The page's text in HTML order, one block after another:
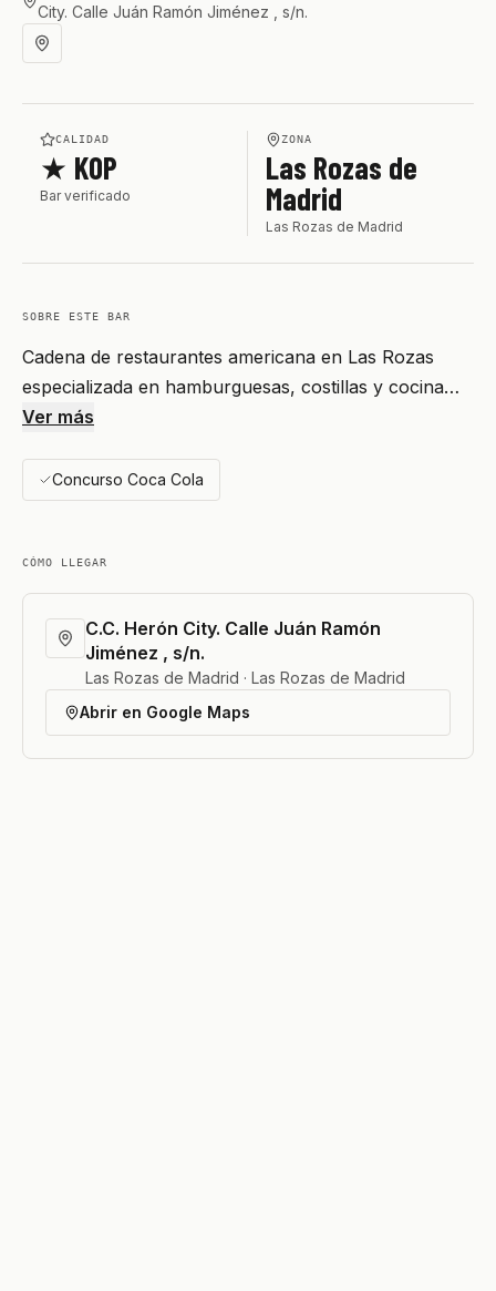
City. Calle Juán Ramón Jiménez , s/n.
CALIDAD
★ KOP
Bar verificado
ZONA
Las Rozas de
Madrid
Las Rozas de Madrid
SOBRE ESTE BAR
Cadena de restaurantes americana en Las Rozas
especializada en hamburguesas, costillas y cocina…
Ver más
Concurso Coca Cola
CÓMO LLEGAR
C.C. Herón City. Calle Juán Ramón
Jiménez , s/n.
Las Rozas de Madrid · Las Rozas de Madrid
Abrir en Google Maps